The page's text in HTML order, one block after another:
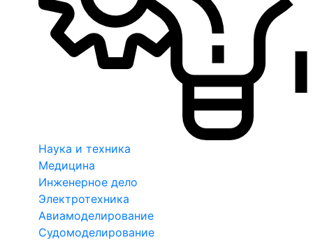
Наука и техника
Медицина
Инженерное дело
Электротехника
Авиамоделирование
Судомоделирование